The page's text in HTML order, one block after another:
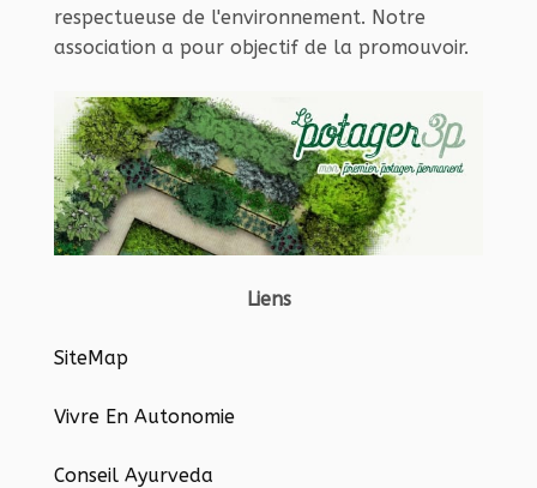
respectueuse de l'environnement. Notre
association a pour objectif de la promouvoir.
Liens
SiteMap
Vivre En Autonomie
Conseil Ayurveda